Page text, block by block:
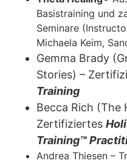
Basistraining und
Seminare
Michaela Keim,
Gemma Brady
Stories) –
Training
Becca Rich (The
Zertifiziertes
Training™
Andrea Thiesen –